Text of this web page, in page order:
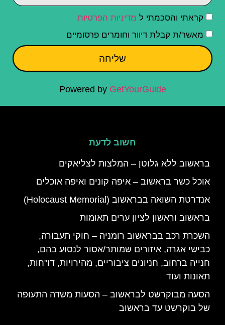
קראתי והסכמתי ל מדיניות הפרטיות
מאשר/ת קבלת דיוור וחומרים פרסומיים
שליחה
Powered by GetYourGuide
חשוב לדעת
בראשוב ללא גלוטן – המלצות לצליאקים
אוכל כשר בראשוב – איפה קונים ואיפה אוכלים
אנדרטת השואה בבראשוב (Holocaust Memorial)
בראשוב וראשון לציון ערים תאומות
השכרת רכב בבראשוב רומניה – חוקי תעבורה,
כבישי אגרה, איזורים שמותר/אסור לנסוע בהם,
חנייה ברחוב, חניונים ציבוריים, מהירויות, דו"חות,
תאונות ועוד
הסעה מבוקרשט לבראשוב – הסעות משדה התעופה
של בוקרשט עד בראשוב